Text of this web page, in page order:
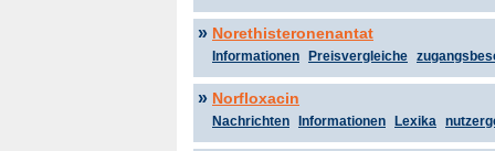
» Norethisteronenantat
Informationen Preisvergleiche
» Norfloxacin
Nachrichten Informationen Lexika